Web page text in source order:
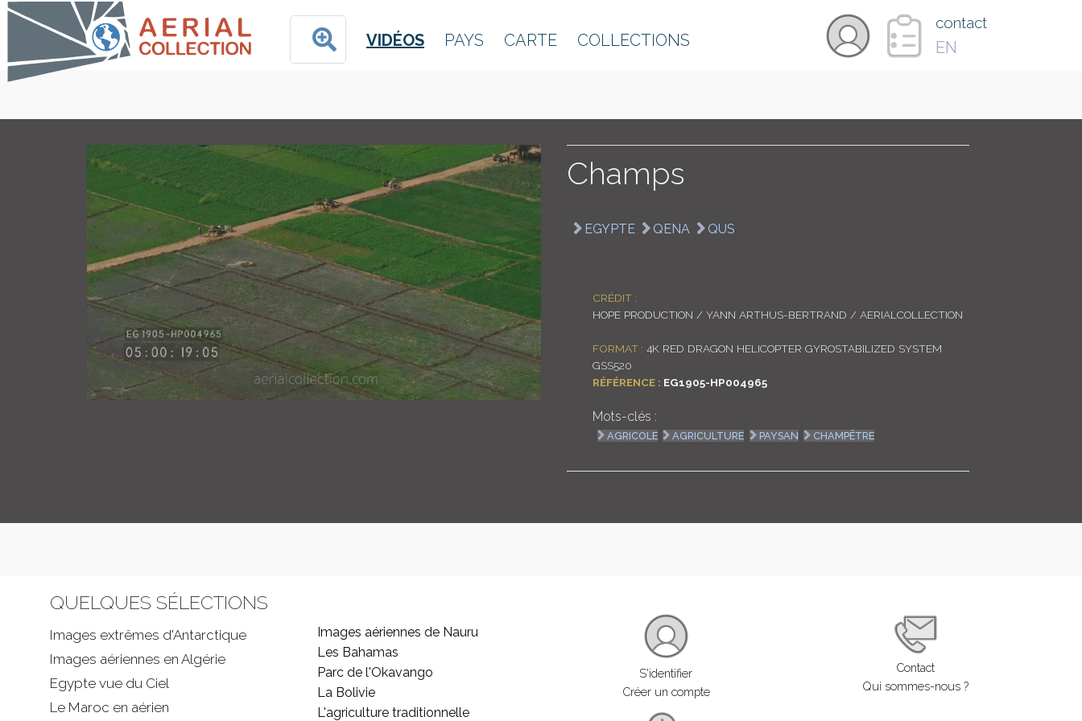
VIDÉOS PAYS CARTE COLLECTIONS
contact
EN
Champs
EGYPTE QENA QUS
CRÉDIT :
HOPE PRODUCTION / YANN ARTHUS-BERTRAND / AERIALCOLLECTION
FORMAT : 4K RED DRAGON HELICOPTER GYROSTABILIZED SYSTEM
GSS520
RÉFÉRENCE : EG1905-HP004965
Mots-clés :
AGRICOLE AGRICULTURE PAYSAN CHAMPÊTRE
QUELQUES SÉLECTIONS
Images extrêmes d'Antarctique
Images aériennes en Algérie
Egypte vue du Ciel
Le Maroc en aérien
Images aériennes de Nauru
Les Bahamas
Parc de l'Okavango
La Bolivie
L'agriculture traditionnelle
S'identifier
Créer un compte
Contact
Qui sommes-nous ?